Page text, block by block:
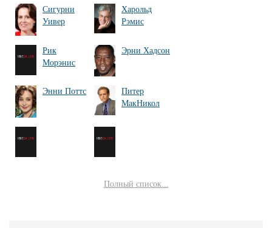
Сигурни
Уивер
Харольд
Рэмис
Рик
Морэнис
Эрни Хадсон
Энни Поттс
Питер
МакНикол
Полный список...